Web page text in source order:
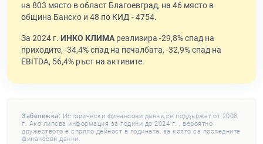
на 803 място в област Благоевград, на 46 място в
община Банско и 48 по КИД - 4754.
За 2024 г. ИНКО КЛИМАреализира -29,8% спад на
приходите, -34,4% спад на печалбата, -32,9% спад на
EBITDA, 56,4% ръст на активите.
Забележка: Исторически финансови данни се поддържат от 2008
г. Ако липсва информация за години до 2024 г. , вероятно
дружеството е спряло дейност в годината, за която са последните
финансови данни.